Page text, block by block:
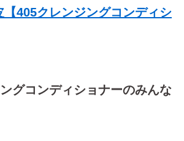
405クレンジングコンディシ
グコンディショナーのみんな